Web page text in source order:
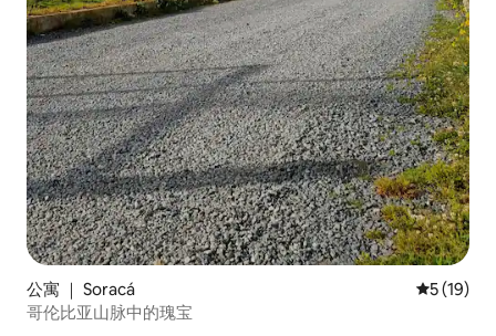
公寓 ｜ Soracá 平均评分
5 (19)
哥伦比亚山脉中的瑰宝